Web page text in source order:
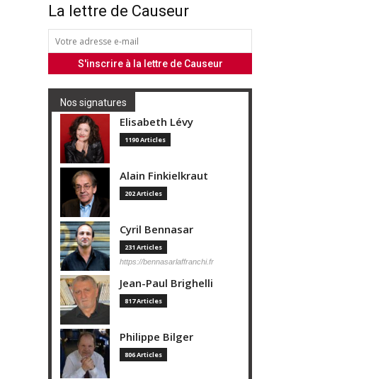
La lettre de Causeur
Nos signatures
Elisabeth Lévy
1190 Articles
Alain Finkielkraut
202 Articles
Cyril Bennasar
231 Articles
https://bennasarlaffranchi.fr
Jean-Paul Brighelli
817 Articles
Philippe Bilger
806 Articles